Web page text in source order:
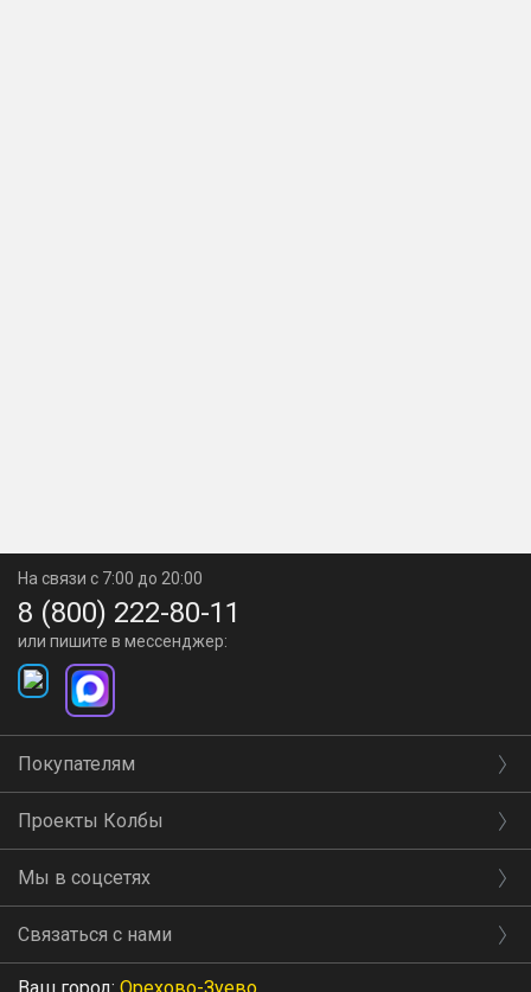
На связи с 7:00 до 20:00
8 (800) 222-80-11
или пишите в мессенджер:
Покупателям
Проекты Колбы
Мы в соцсетях
Связаться с нами